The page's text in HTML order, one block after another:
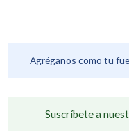
Agréganos como tu
Suscríbete a